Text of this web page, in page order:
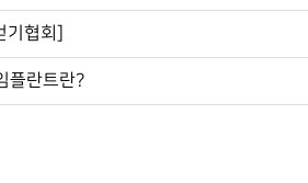
협회]
플란트란?